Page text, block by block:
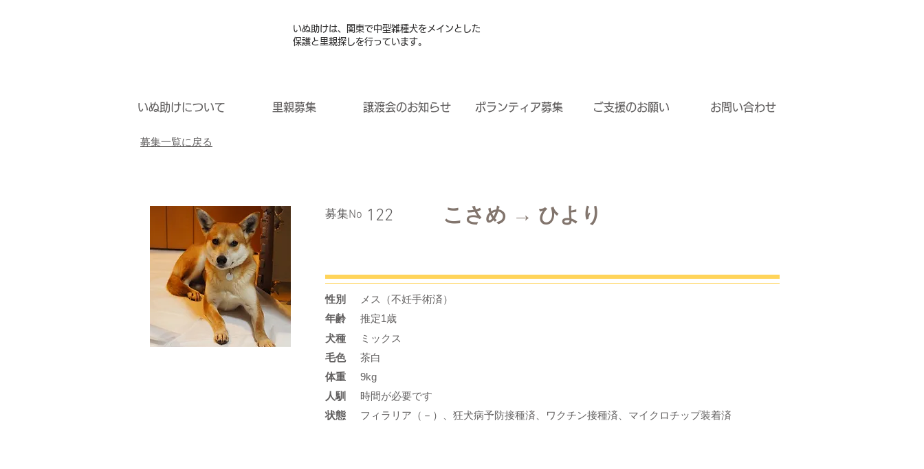
いぬ助けは、関東で中型雑種犬をメインとした
保護と里親探しを行っています。
いぬ助けについて 里親募集 譲渡会のお知らせ ボランティア募集 ご支援のお願い お問い合わせ
募集一覧に戻る
​募集No 122 こさめ → ひより
性別
メス（不妊手術済）
年齢
推定1歳
ミックス
​犬種
​毛色
茶白
体重
9kg
人馴
時間が必要です
状態
フィラリア（－）、狂犬病予防接種済、ワクチン接種済、マイクロチップ装着済